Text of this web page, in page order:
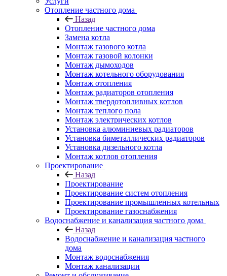
Отопление частного дома
Назад
Отопление частного дома
Замена котла
Монтаж газового котла
Монтаж газовой колонки
Монтаж дымоходов
Монтаж котельного оборудования
Монтаж отопления
Монтаж радиаторов отопления
Монтаж твердотопливных котлов
Монтаж теплого пола
Монтаж электрических котлов
Установка алюминиевых радиаторов
Установка биметаллических радиаторов
Установка дизельного котла
Монтаж котлов отопления
Проектирование
Назад
Проектирование
Проектирование систем отопления
Проектирование промышленных котельных
Проектирование газоснабжения
Водоснабжение и канализация частного дома
Назад
Водоснабжение и канализация частного
дома
Монтаж водоснабжения
Монтаж канализации